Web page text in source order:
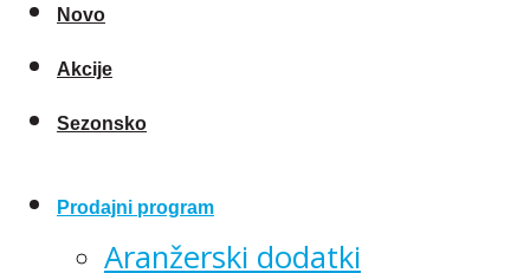
Novo
Akcije
Sezonsko
Prodajni program
Aranžerski dodatki